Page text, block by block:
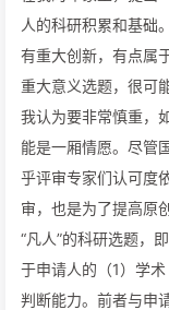
人的科研积累和基础
有重大创新，有点属
重大意义选题，很可
我认为要非常慎重，
能是一厢情愿。尽管
乎评审专家们认可度
审，也是为了提高原
“凡人”的科研选题，
于申请人的（1）学
判断能力。前者与申